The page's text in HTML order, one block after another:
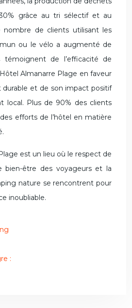
grâce au tri sélectif et au
nombre de clients utilisant les
ou le vélo a augmenté de
témoignent de l’efficacité de
Almanarre Plage en faveur
et de son impact positif
local. Plus de 90% des clients
efforts de l’hôtel en matière
est un lieu où le respect de
bien-être des voyageurs et la
nature se rencontrent pour
inoubliable.
: